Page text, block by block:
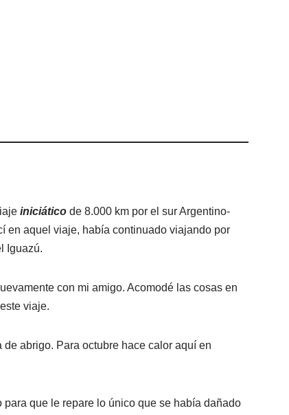
iniciático de 8.000 km por el sur Argentino-
en aquel viaje, había continuado viajando por
Iguazú.
con mi amigo. Acomodé las cosas en
viaje.
abrigo. Para octubre hace calor aquí en
que le repare lo único que se había dañado